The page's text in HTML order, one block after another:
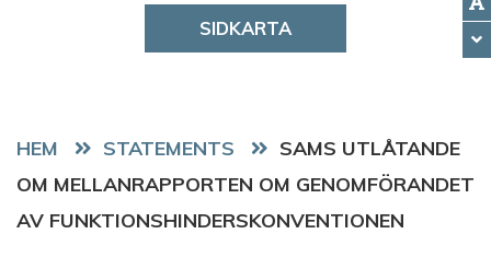
SIDKARTA
HEM STATEMENTS
SAMS UTLÅTANDE
OM MELLANRAPPORTEN OM GENOMFÖRANDET
AV FUNKTIONSHINDERSKONVENTIONEN